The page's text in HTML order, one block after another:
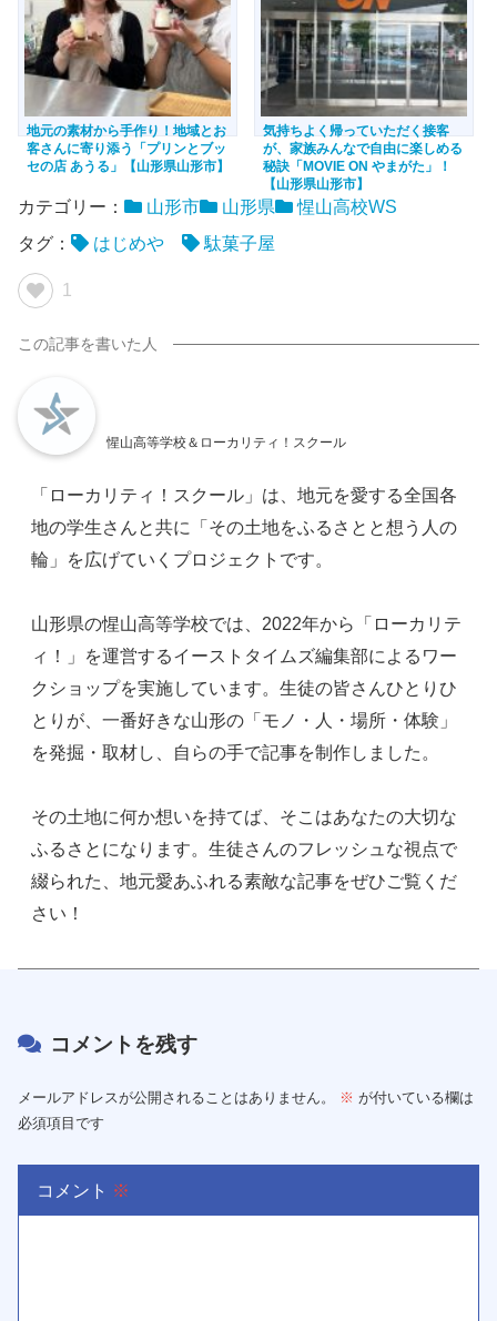
地元の素材から手作り！地域とお
客さんに寄り添う「プリンとブッ
セの店 あうる」【山形県山形市】
気持ちよく帰っていただく接客
が、家族みんなで自由に楽しめる
秘訣「MOVIE ON やまがた」！
【山形県山形市】
カテゴリー： 山形市 山形県
惺山高校WS
タグ：
はじめや 駄菓子屋
1
惺山高等学校＆ローカリティ！スクール
「ローカリティ！スクール」は、地元を愛する全国各
地の学生さんと共に「その土地をふるさとと想う人の
輪」を広げていくプロジェクトです。
山形県の惺山高等学校では、2022年から「ローカリテ
ィ！」を運営するイーストタイムズ編集部によるワー
クショップを実施しています。生徒の皆さんひとりひ
とりが、一番好きな山形の「モノ・人・場所・体験」
を発掘・取材し、自らの手で記事を制作しました。
その土地に何か想いを持てば、そこはあなたの大切な
ふるさとになります。生徒さんのフレッシュな視点で
綴られた、地元愛あふれる素敵な記事をぜひご覧くだ
さい！
コメントを残す
メールアドレスが公開されることはありません。 ※ が付いている欄は
必須項目です
コメント ※